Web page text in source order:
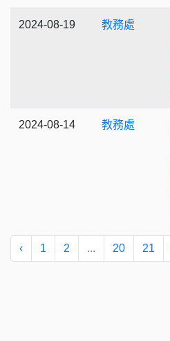
2024-08-19 教務處
2024-08-14 教務處
‹ 1 2 ... 20 21